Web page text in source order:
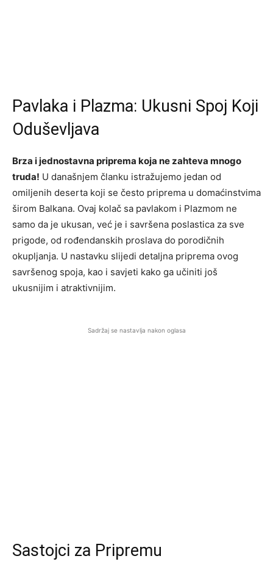
Pavlaka i Plazma: Ukusni Spoj Koji
Oduševljava
Brza i jednostavna priprema koja ne zahteva mnogo
truda! U današnjem članku istražujemo jedan od
omiljenih deserta koji se često priprema u domaćinstvima
širom Balkana. Ovaj kolač sa pavlakom i Plazmom ne
samo da je ukusan, već je i savršena poslastica za sve
prigode, od rođendanskih proslava do porodičnih
okupljanja. U nastavku slijedi detaljna priprema ovog
savršenog spoja, kao i savjeti kako ga učiniti još
ukusnijim i atraktivnijim.
Sadržaj se nastavlja nakon oglasa
Sastojci za Pripremu